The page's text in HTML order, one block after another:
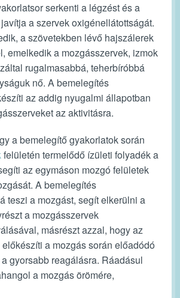
serkenti a légzést és a
a szervek oxigénellátottságát.
a szövetekben lévő hajszálerek
emelkedik a mozgásszervek, izmok
rugalmasabbá, teherbíróbbá
nő. A bemelegítés
az addig nyugalmi állapotban
az aktivitásra.
a bemelegítő gyakorlatok során
felületén termelődő ízületi folyadék a
az egymáson mozgó felületek
A bemelegítés
teszi a mozgást, segít elkerülni a
a mozgásszervek
másrészt azzal, hogy az
a mozgás során előadódó
gyorsabb reagálásra. Ráadásul
a mozgás örömére,